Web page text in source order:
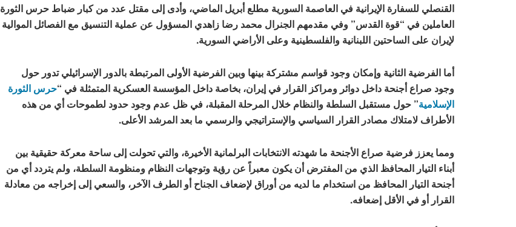
القنصلي للسفارة الإيرانية في العاصمة السورية مطلع أبريل الماضي، وأدى إلى مقتل عدد من كبار ضباط حرس الثورة
العاملين في “قوة القدس” وفي مقدمهم الجنرال محمد رضا زاهدي المسؤول عن عملية التنسيق مع الفصائل الموالية
لإيران على الساحتين اللبنانية والفلسطينية وعلى الأراضي السورية.
أما الفرضية الثانية وإمكان وجود قواسم مشتركة بينها وبين الفرضية الأولى المرتبطة بالدور الإسرائيلي تدور حول
وجود صراع أجنحة داخل دوائر ومراكز القرار في إيران، بخاصة داخل المؤسسة العسكرية المتمثلة في “حرس الثورة
الإسلامية” حول مستقبل السلطة والنظام خلال المرحلة المقبلة، في ظل عدم وجود حدود لطموحات أي من هذه
الأطراف لامتلاك مصادر القرار السياسي والإستراتيجي والرسمي ما بعد المرشد الأعلى.
ومما يعزز فرضية صراع الأجنحة ما شهدته الانتخابات البرلمانية الأخيرة، والتي تحولت إلى ساحة معركة حقيقية بين
أبناء التيار المحافظ الذي من المفترض أن يكون معبراً عن رؤية وتوجهات النظام ومنظومة السلطة، ولم يتردد أي من
أجنحة التيار المحافظ من استخدام ما لديه من أوراق لإضعاف الجناح أو الطرف الآخر، والسعي إلى إخراجه من معادلة
القرار أو في الأقل إضعافه.